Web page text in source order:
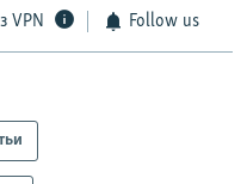
VPN Follow us